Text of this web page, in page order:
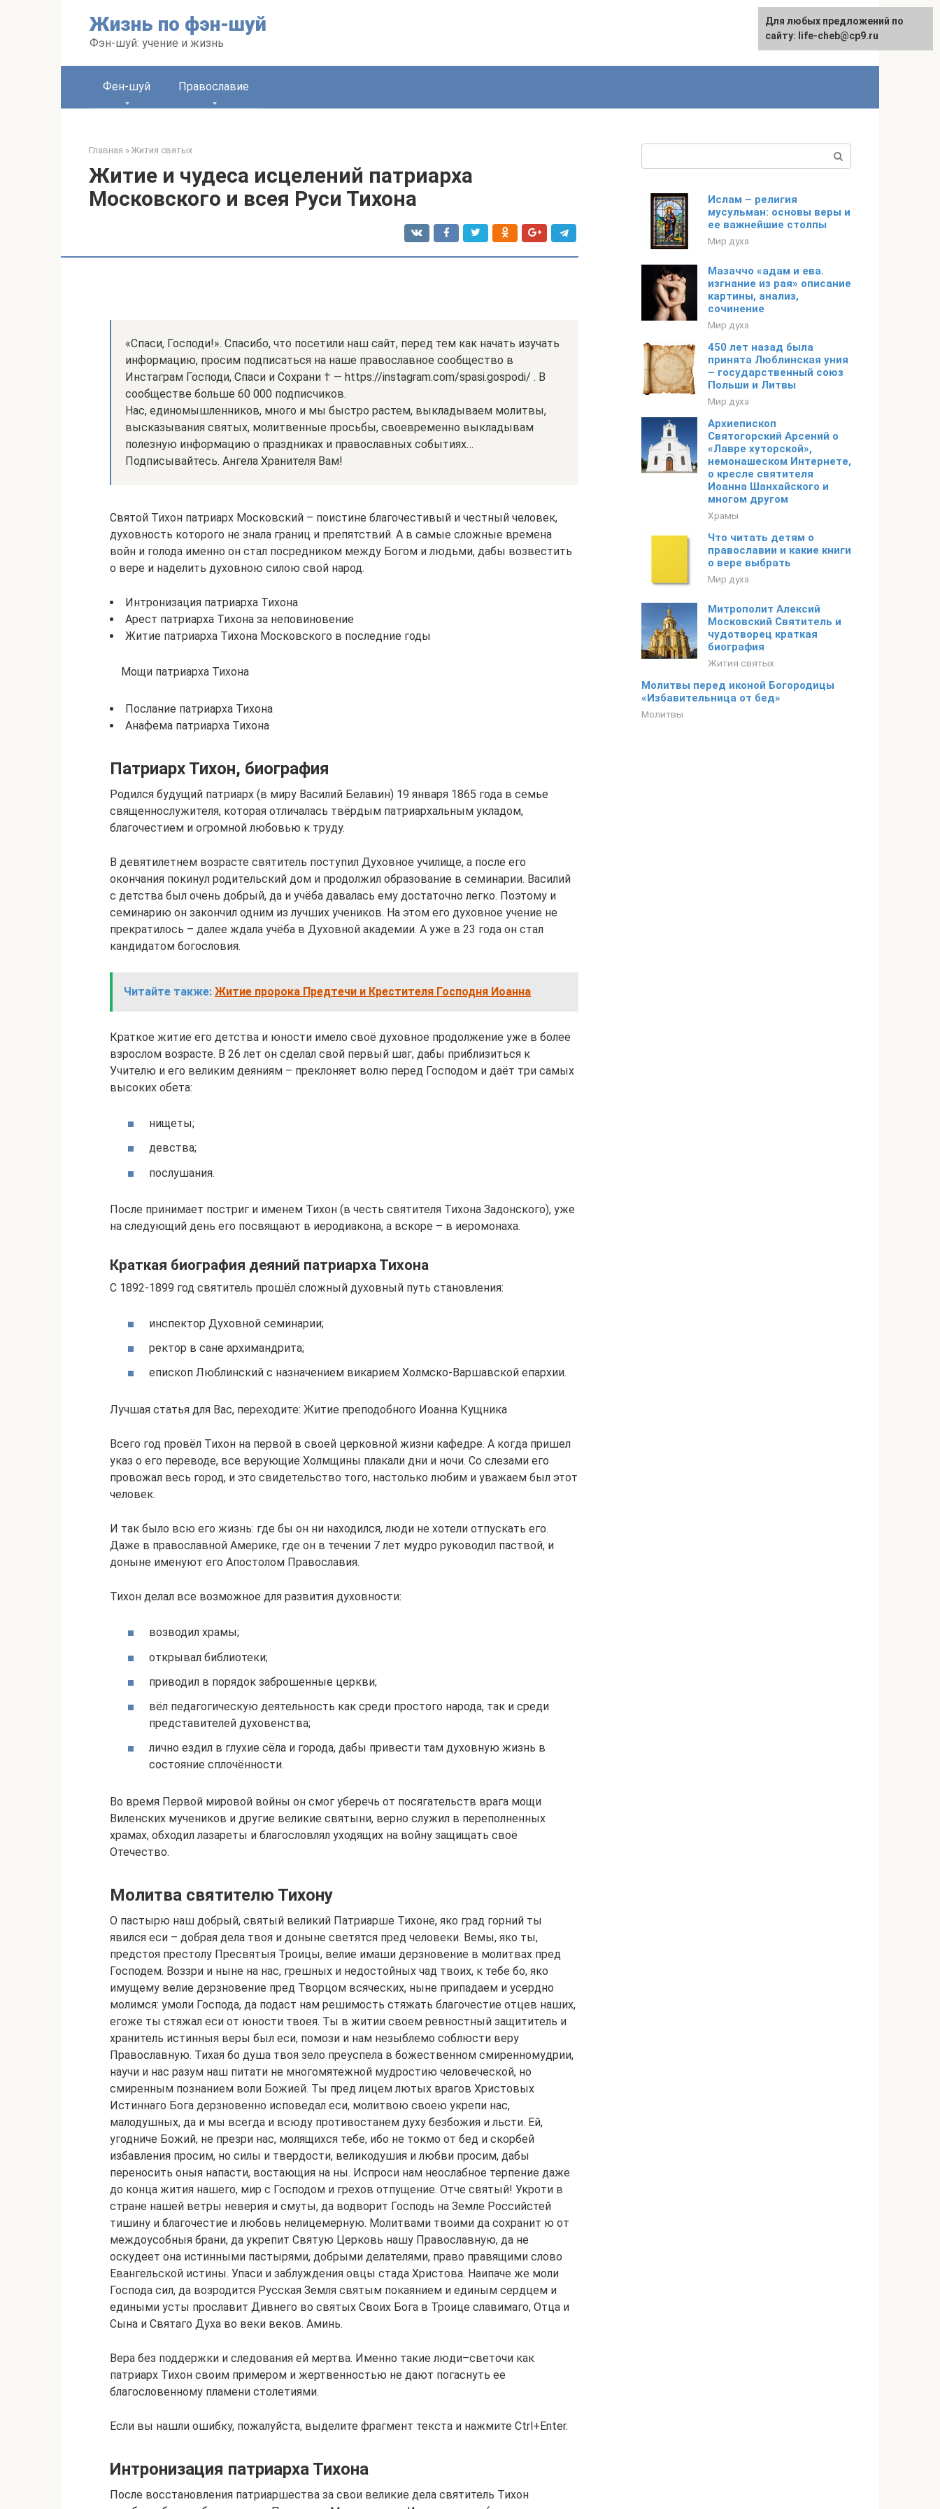
Жизнь по фэн-шуй
Фэн-шуй: учение и жизнь
Фен-шуй Православие
Главная » Жития святых
Житие и чудеса исцелений патриарха
Московского и всея Руси Тихона
«Спаси, Господи!». Спасибо, что посетили наш сайт, перед тем как начать изучать
информацию, просим подписаться на наше православное сообщество в
Инстаграм Господи, Спаси и Сохрани † — https://instagram.com/spasi.gospodi/ . В
сообществе больше 60 000 подписчиков.
Нас, единомышленников, много и мы быстро растем, выкладываем молитвы,
высказывания святых, молитвенные просьбы, своевременно выкладывам
полезную информацию о праздниках и православных событиях…
Подписывайтесь. Ангела Хранителя Вам!
Святой Тихон патриарх Московский – поистине благочестивый и честный человек,
духовность которого не знала границ и препятствий. А в самые сложные времена
войн и голода именно он стал посредником между Богом и людьми, дабы возвестить
о вере и наделить духовною силою свой народ.
Интронизация патриарха Тихона
Арест патриарха Тихона за неповиновение
Житие патриарха Тихона Московского в последние годы
Мощи патриарха Тихона
Послание патриарха Тихона
Анафема патриарха Тихона
Патриарх Тихон, биография
Родился будущий патриарх (в миру Василий Белавин) 19 января 1865 года в семье
священнослужителя, которая отличалась твёрдым патриархальным укладом,
благочестием и огромной любовью к труду.
В девятилетнем возрасте святитель поступил Духовное училище, а после его
окончания покинул родительский дом и продолжил образование в семинарии. Василий
с детства был очень добрый, да и учёба давалась ему достаточно легко. Поэтому и
семинарию он закончил одним из лучших учеников. На этом его духовное учение не
прекратилось – далее ждала учёба в Духовной академии. А уже в 23 года он стал
кандидатом богословия.
Читайте также: Житие пророка Предтечи и Крестителя Господня Иоанна
Краткое житие его детства и юности имело своё духовное продолжение уже в более
взрослом возрасте. В 26 лет он сделал свой первый шаг, дабы приблизиться к
Учителю и его великим деяниям – преклоняет волю перед Господом и даёт три самых
высоких обета:
нищеты;
девства;
послушания.
После принимает постриг и именем Тихон (в честь святителя Тихона Задонского), уже
на следующий день его посвящают в иеродиакона, а вскоре – в иеромонаха.
Краткая биография деяний патриарха Тихона
С 1892-1899 год святитель прошёл сложный духовный путь становления:
инспектор Духовной семинарии;
ректор в сане архимандрита;
епископ Люблинский с назначением викарием Холмско-Варшавской епархии.
Лучшая статья для Вас, переходите: Житие преподобного Иоанна Кущника
Всего год провёл Тихон на первой в своей церковной жизни кафедре. А когда пришел
указ о его переводе, все верующие Холмщины плакали дни и ночи. Со слезами его
провожал весь город, и это свидетельство того, настолько любим и уважаем был этот
человек.
И так было всю его жизнь: где бы он ни находился, люди не хотели отпускать его.
Даже в православной Америке, где он в течении 7 лет мудро руководил паствой, и
доныне именуют его Апостолом Православия.
Тихон делал все возможное для развития духовности:
возводил храмы;
открывал библиотеки;
приводил в порядок заброшенные церкви;
вёл педагогическую деятельность как среди простого народа, так и среди
представителей духовенства;
лично ездил в глухие сёла и города, дабы привести там духовную жизнь в
состояние сплочённости.
Во время Первой мировой войны он смог уберечь от посягательств врага мощи
Виленских мучеников и другие великие святыни, верно служил в переполненных
храмах, обходил лазареты и благословлял уходящих на войну защищать своё
Отечество.
Молитва святителю Тихону
О пастырю наш добрый, святый великий Патриарше Тихоне, яко град горний ты
явился еси – добрая дела твоя и доныне светятся пред человеки. Вемы, яко ты,
предстоя престолу Пресвятыя Троицы, велие имаши дерзновение в молитвах пред
Господем. Воззри и ныне на нас, грешных и недостойных чад твоих, к тебе бо, яко
имущему велие дерзновение пред Творцом всяческих, ныне припадаем и усердно
молимся: умоли Господа, да подаст нам решимость стяжать благочестие отцев наших,
егоже ты стяжал еси от юности твоея. Ты в житии своем ревностный защититель и
хранитель истинныя веры был еси, помози и нам незыблемо соблюсти веру
Православную. Тихая бо душа твоя зело преуспела в божественном смиренномудрии,
научи и нас разум наш питати не многомятежной мудростию человеческой, но
смиренным познанием воли Божией. Ты пред лицем лютых врагов Христовых
Истиннаго Бога дерзновенно исповедал еси, молитвою своею укрепи нас,
малодушных, да и мы всегда и всюду противостанем духу безбожия и льсти. Ей,
угодниче Божий, не презри нас, молящихся тебе, ибо не токмо от бед и скорбей
избавления просим, но силы и твердости, великодушия и любви просим, дабы
переносить оныя напасти, востающия на ны. Испроси нам неослабное терпение даже
до конца жития нашего, мир с Господом и грехов отпущение. Отче святый! Укроти в
стране нашей ветры неверия и смуты, да водворит Господь на Земле Российстей
тишину и благочестие и любовь нелицемерную. Молитвами твоими да сохранит ю от
междоусобныя брани, да укрепит Святую Церковь нашу Православную, да не
оскудеет она истинными пастырями, добрыми делателями, право правящими слово
Евангельской истины. Упаси и заблуждения овцы стада Христова. Наипаче же моли
Господа сил, да возродится Русская Земля святым покаянием и единым сердцем и
едиными усты прославит Дивнего во святых Своих Бога в Троице славимаго, Отца и
Сына и Святаго Духа во веки веков. Аминь.
Вера без поддержки и следования ей мертва. Именно такие люди–светочи как
патриарх Тихон своим примером и жертвенностью не дают погаснуть ее
благословенному пламени столетиями.
Если вы нашли ошибку, пожалуйста, выделите фрагмент текста и нажмите Ctrl+Enter.
Интронизация патриарха Тихона
После восстановления патриаршества за свои великие дела святитель Тихон
Ислам – религия
мусульман: основы веры и
ее важнейшие столпы
Мир духа
Мазаччо «адам и ева.
изгнание из рая» описание
картины, анализ,
сочинение
Мир духа
450 лет назад была
принята Люблинская уния
– государственный союз
Польши и Литвы
Мир духа
Архиепископ
Святогорский Арсений о
«Лавре хуторской»,
немонашеском Интернете,
о кресле святителя
Иоанна Шанхайского и
многом другом
Храмы
Что читать детям о
православии и какие книги
о вере выбрать
Мир духа
Митрополит Алексий
Московский Святитель и
чудотворец краткая
биография
Жития святых
Молитвы перед иконой Богородицы
«Избавительница от бед»
Молитвы
Для любых предложений по
сайту: life-cheb@cp9.ru
Для любых предложений по
сайту: life-cheb@cp9.ru